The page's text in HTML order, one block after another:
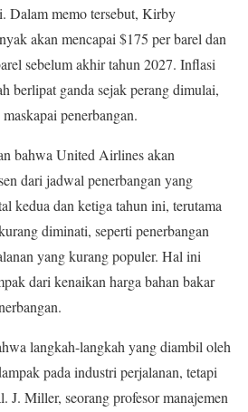
Dalam memo tersebut, Kirby
akan mencapai $175 per barel dan
sebelum akhir tahun 2027. Inflasi
berlipat ganda sejak perang dimulai,
penerbangan.
bahwa United Airlines akan
dari jadwal penerbangan yang
kedua dan ketiga tahun ini, terutama
diminati, seperti penerbangan
yang kurang populer. Hal ini
dari kenaikan harga bahan bakar
langkah-langkah yang diambil oleh
pada industri perjalanan, tetapi
J. Miller, seorang profesor manajemen